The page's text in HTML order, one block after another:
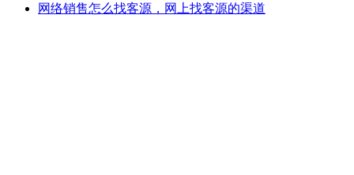
网络销售怎么找客源，网上找客源的渠道